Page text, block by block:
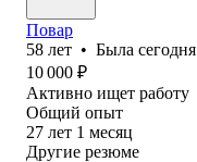
Повар
58 лет • Была сегодня
10 000 ₽
Активно ищет работу
Общий опыт
27 лет 1 месяц
Другие резюме